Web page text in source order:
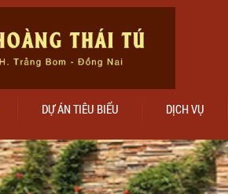
DỰ ÁN TIÊU BIỂU DỊCH VỤ